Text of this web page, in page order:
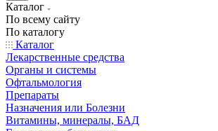
Каталог
По всему сайту
По каталогу
Каталог
Лекарственные средства
Органы и системы
Офтальмология
Препараты
Назначения или Болезни
Витамины, минералы, БАД